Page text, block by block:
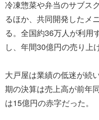
冷凍惣菜や弁当のサブス
るほか、共同開発したメ
る。全国約36万人が利用
し、年間30億円の売り上
大戸屋は業績の低迷が続
期の決算は売上高が前年
は15億円の赤字だった。